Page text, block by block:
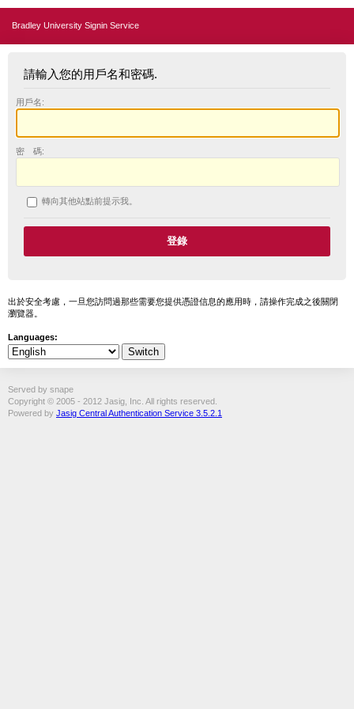
Bradley University Signin Service
請輸入您的用戶名和密碼.
用戶名:
密 碼:
轉向其他站點前提示我。
出於安全考慮，一旦您訪問過那些需要您提供憑證信息的應用時，請操作完成之後關閉
瀏覽器。
Languages:
Served by snape
Copyright © 2005 - 2012 Jasig, Inc. All rights reserved.
Powered by Jasig Central Authentication Service 3.5.2.1